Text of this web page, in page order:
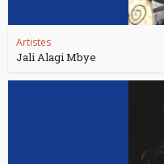
Artistes
Jali Alagi Mbye